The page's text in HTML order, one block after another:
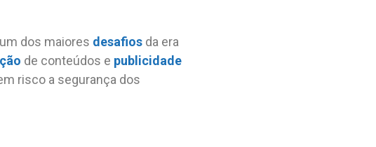
dos maiores desafios da era
de conteúdos e publicidade
risco a segurança dos